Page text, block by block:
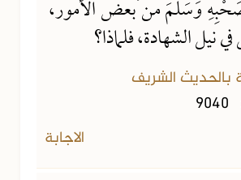
وَسَلَّمَ من بعض الأمور،
نيل الشهادة، فلماذا؟
بالحديث الشريف
9040
الاجابة